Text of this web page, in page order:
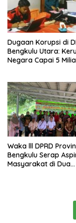
Dugaan Korupsi di
Bengkulu Utara:
Negara Capai 5
Waka lll DPRD
Bengkulu Serap
Masyarakat di Dua